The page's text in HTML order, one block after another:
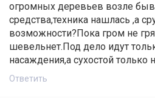
огромных деревьев возле
средства,техника нашлась ,а
возможности?Пока гром не
шевельнет.Под дело идут
насаждения,а сухостой только
Ответить